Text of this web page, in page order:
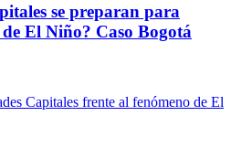
se preparan para
El Niño? Caso Bogotá